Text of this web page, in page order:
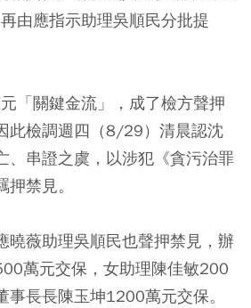
由應指示助理吳順民分批提
「關鍵金流」，成了檢方聲押
此檢調週四（8/29）清晨認沈
、串證之虞，以涉犯《貪污治罪
禁見。
曉薇助理吳順民也聲押禁見，辦
萬元交保，女助理陳佳敏200
事長長陳玉坤1200萬元交保。